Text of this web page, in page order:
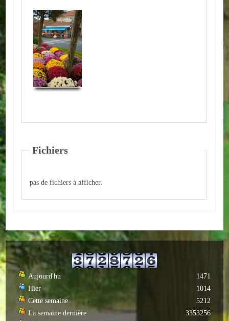
Commerces
Hotels/Restaurants
Garages
Loisirs
ENVIRONNEMENT
Informations générales
Fichiers
pas de fichiers à afficher.
Aujourd'hu
Hier
Cette semaine
La semaine dernière
1471
1014
5212
3353256